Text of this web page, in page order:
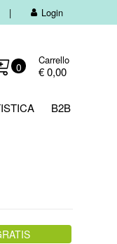
Login
0
Carrello
€ 0,00
B2B